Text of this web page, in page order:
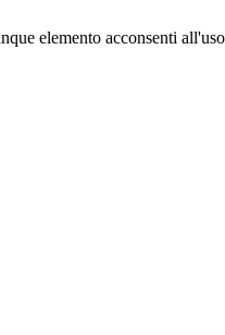
elemento acconsenti